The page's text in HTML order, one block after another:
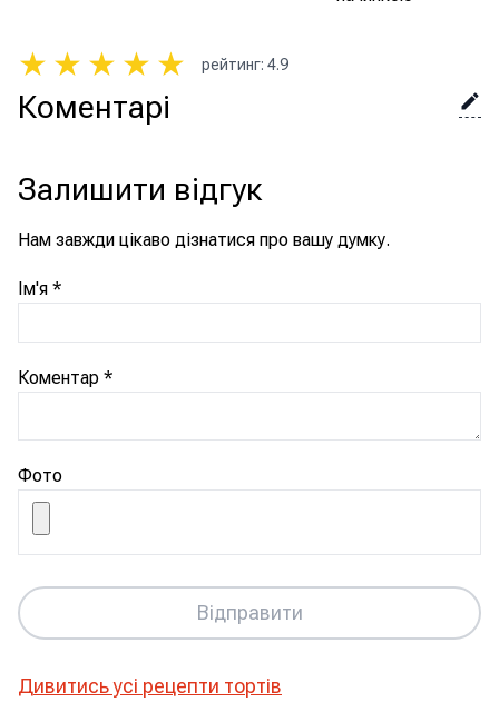
★ ★ ★ ★ ★ рейтинг: 4.9
Коментарі
Залишити відгук
Нам завжди цікаво дізнатися про вашу думку.
Ім'я *
Коментар *
Фото
Відправити
Дивитись усі рецепти тортів